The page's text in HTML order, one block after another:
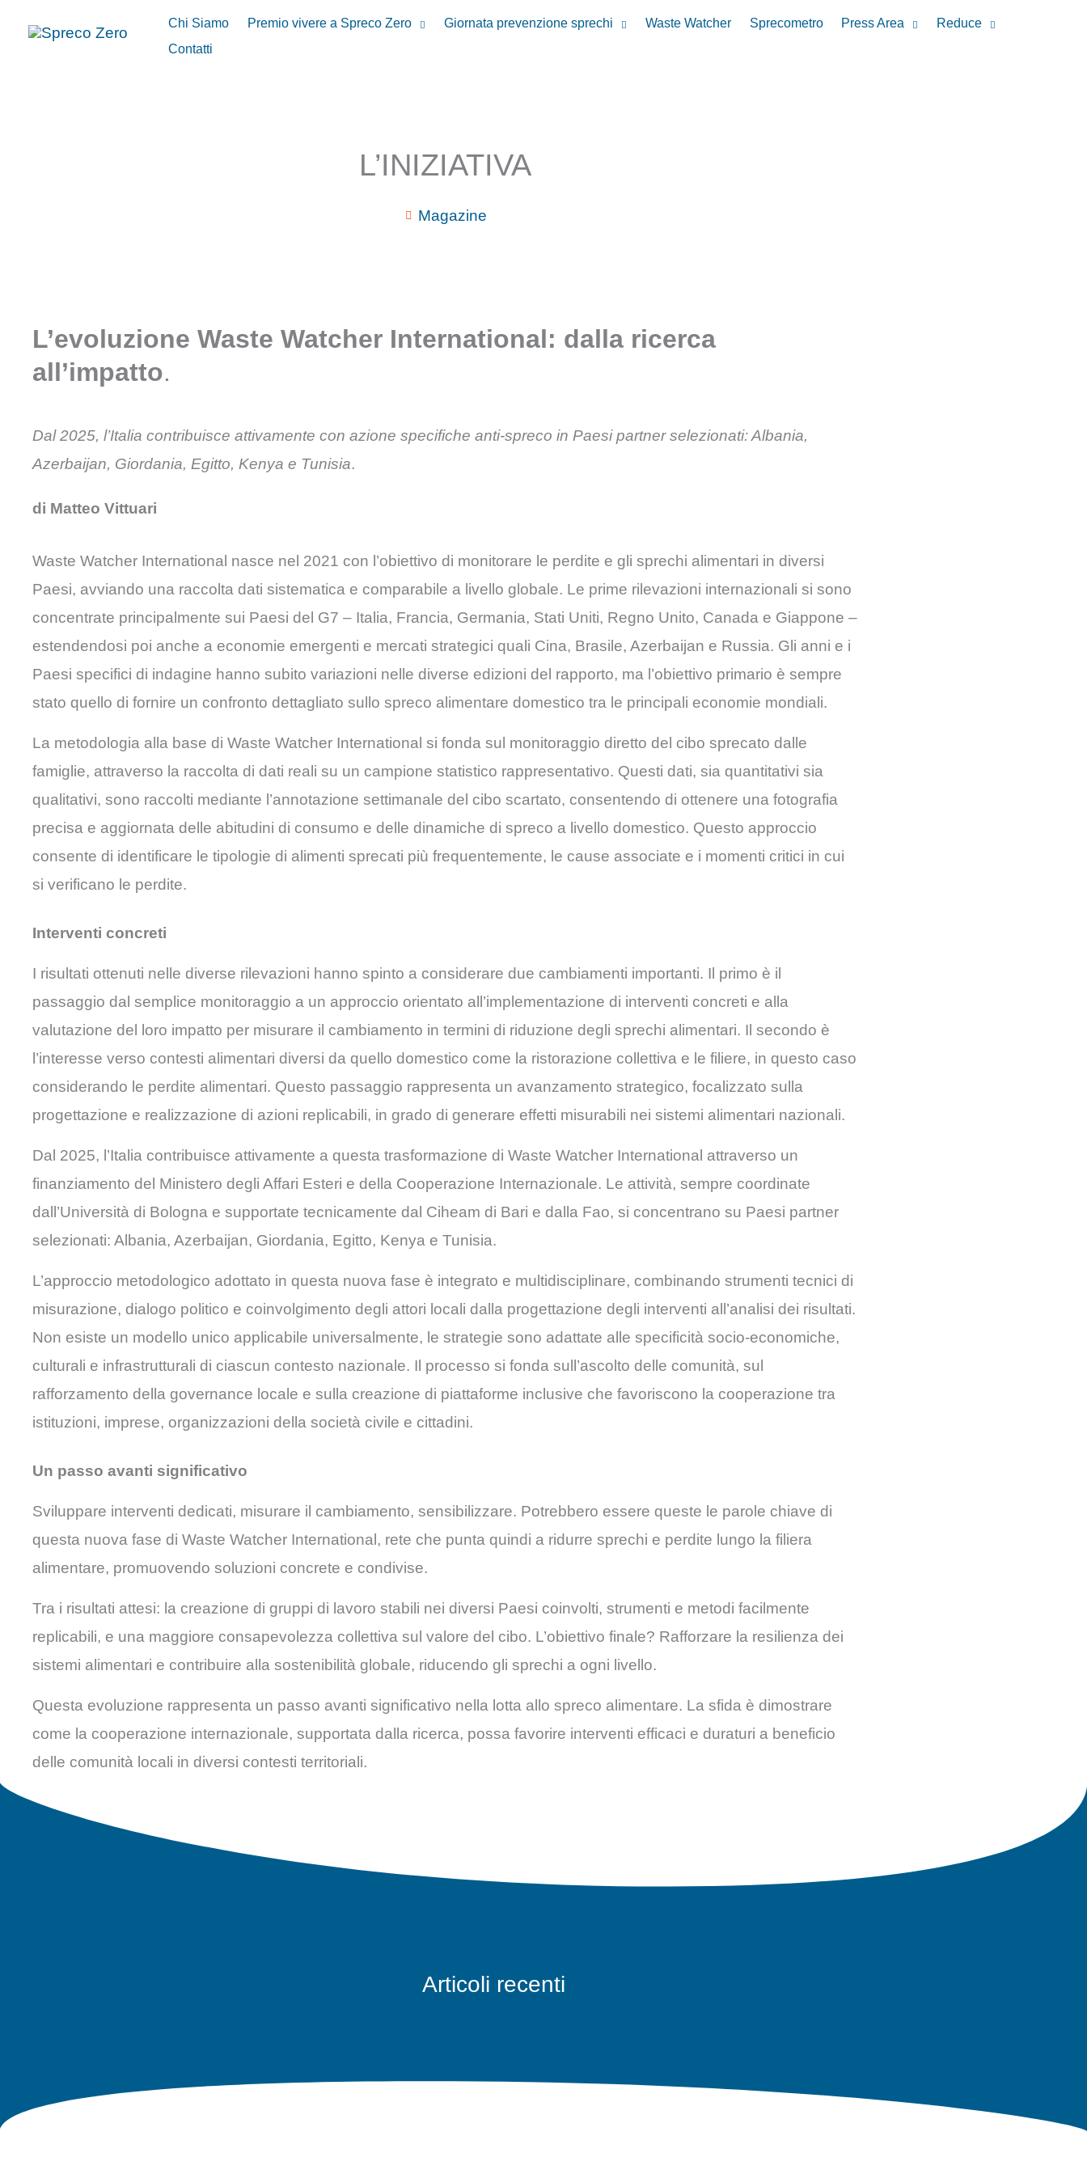
Chi Siamo Premio vivere a Spreco Zero Giornata prevenzione sprechi Waste Watcher Sprecometro Press Area
Reduce
Contatti
L’INIZIATIVA
Magazine
L’evoluzione Waste Watcher International: dalla ricerca
all’impatto.
Dal 2025, l’Italia contribuisce attivamente con azione specifiche anti-spreco in Paesi partner selezionati: Albania,
Azerbaijan, Giordania, Egitto, Kenya e Tunisia.
di Matteo Vittuari
Waste Watcher International nasce nel 2021 con l’obiettivo di monitorare le perdite e gli sprechi alimentari in diversi
Paesi, avviando una raccolta dati sistematica e comparabile a livello globale. Le prime rilevazioni internazionali si sono
concentrate principalmente sui Paesi del G7 – Italia, Francia, Germania, Stati Uniti, Regno Unito, Canada e Giappone –
estendendosi poi anche a economie emergenti e mercati strategici quali Cina, Brasile, Azerbaijan e Russia. Gli anni e i
Paesi specifici di indagine hanno subito variazioni nelle diverse edizioni del rapporto, ma l’obiettivo primario è sempre
stato quello di fornire un confronto dettagliato sullo spreco alimentare domestico tra le principali economie mondiali.
La metodologia alla base di Waste Watcher International si fonda sul monitoraggio diretto del cibo sprecato dalle
famiglie, attraverso la raccolta di dati reali su un campione statistico rappresentativo. Questi dati, sia quantitativi sia
qualitativi, sono raccolti mediante l’annotazione settimanale del cibo scartato, consentendo di ottenere una fotografia
precisa e aggiornata delle abitudini di consumo e delle dinamiche di spreco a livello domestico. Questo approccio
consente di identificare le tipologie di alimenti sprecati più frequentemente, le cause associate e i momenti critici in cui
si verificano le perdite.
Interventi concreti
I risultati ottenuti nelle diverse rilevazioni hanno spinto a considerare due cambiamenti importanti. Il primo è il
passaggio dal semplice monitoraggio a un approccio orientato all’implementazione di interventi concreti e alla
valutazione del loro impatto per misurare il cambiamento in termini di riduzione degli sprechi alimentari. Il secondo è
l’interesse verso contesti alimentari diversi da quello domestico come la ristorazione collettiva e le filiere, in questo caso
considerando le perdite alimentari. Questo passaggio rappresenta un avanzamento strategico, focalizzato sulla
progettazione e realizzazione di azioni replicabili, in grado di generare effetti misurabili nei sistemi alimentari nazionali.
Dal 2025, l’Italia contribuisce attivamente a questa trasformazione di Waste Watcher International attraverso un
finanziamento del Ministero degli Affari Esteri e della Cooperazione Internazionale. Le attività, sempre coordinate
dall’Università di Bologna e supportate tecnicamente dal Ciheam di Bari e dalla Fao, si concentrano su Paesi partner
selezionati: Albania, Azerbaijan, Giordania, Egitto, Kenya e Tunisia.
L’approccio metodologico adottato in questa nuova fase è integrato e multidisciplinare, combinando strumenti tecnici di
misurazione, dialogo politico e coinvolgimento degli attori locali dalla progettazione degli interventi all’analisi dei risultati.
Non esiste un modello unico applicabile universalmente, le strategie sono adattate alle specificità socio-economiche,
culturali e infrastrutturali di ciascun contesto nazionale. Il processo si fonda sull’ascolto delle comunità, sul
rafforzamento della governance locale e sulla creazione di piattaforme inclusive che favoriscono la cooperazione tra
istituzioni, imprese, organizzazioni della società civile e cittadini.
Un passo avanti significativo
Sviluppare interventi dedicati, misurare il cambiamento, sensibilizzare. Potrebbero essere queste le parole chiave di
questa nuova fase di Waste Watcher International, rete che punta quindi a ridurre sprechi e perdite lungo la filiera
alimentare, promuovendo soluzioni concrete e condivise.
Tra i risultati attesi: la creazione di gruppi di lavoro stabili nei diversi Paesi coinvolti, strumenti e metodi facilmente
replicabili, e una maggiore consapevolezza collettiva sul valore del cibo. L’obiettivo finale? Rafforzare la resilienza dei
sistemi alimentari e contribuire alla sostenibilità globale, riducendo gli sprechi a ogni livello.
Questa evoluzione rappresenta un passo avanti significativo nella lotta allo spreco alimentare. La sfida è dimostrare
come la cooperazione internazionale, supportata dalla ricerca, possa favorire interventi efficaci e duraturi a beneficio
delle comunità locali in diversi contesti territoriali.
Articoli recenti